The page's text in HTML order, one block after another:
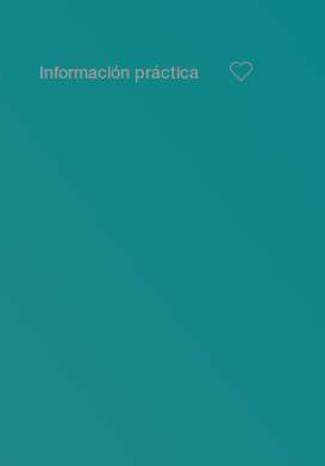
Información práctica